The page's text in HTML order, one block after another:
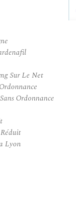
Sur Le Net
Ordonnance
Lyon